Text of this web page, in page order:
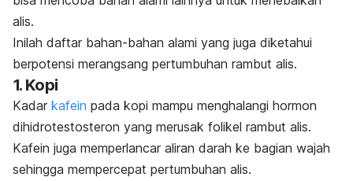
alis.
Inilah daftar bahan-bahan alami yang juga diketahui
berpotensi merangsang pertumbuhan rambut alis.
1. Kopi
Kadar kafein pada kopi mampu menghalangi hormon
dihidrotestosteron yang merusak folikel rambut alis.
Kafein juga memperlancar aliran darah ke bagian wajah
sehingga mempercepat pertumbuhan alis.